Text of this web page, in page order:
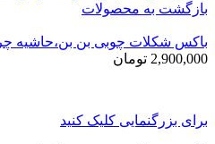
بازگشت به محصولات
باکس شکلات چوبی بن بن،حاشیه
2,900,000 تومان
برای بزرگنمایی کلیک کنید